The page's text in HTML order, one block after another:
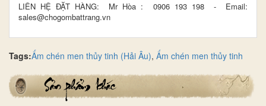
LIÊN HỆ ĐẶT HÀNG: Mr Hòa : 0906 193 198 - Email:
sales@chogombattrang.vn
Tags:Ấm chén men thủy tinh (Hải Âu), Ấm chén men thủy tinh